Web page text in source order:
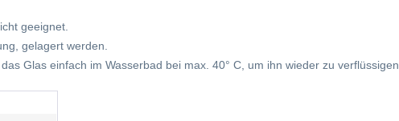
geeignet.
gelagert werden.
Glas einfach im Wasserbad bei max. 40° C, um ihn wieder zu verflüssigen.